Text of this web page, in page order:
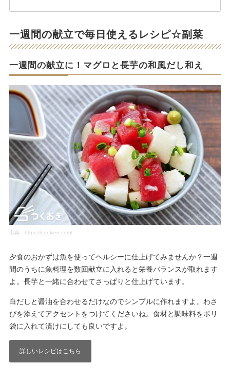
一週間の献立で毎日使えるレシピ☆副菜
一週間の献立に！マグロと長芋の和風だし和え
出典： https://cookien.com/
夕食のおかずは魚を使ってヘルシーに仕上げてみませんか？一週
間のうちに魚料理を数回献立に入れると栄養バランスが取れます
よ。長芋と一緒に合わせてさっぱりと仕上げています。
白だしと醤油を合わせるだけなのでシンプルに作れますよ。わさ
びを添えてアクセントをつけてくださいね。食材と調味料をポリ
袋に入れて漬けにしても良いですよ。
詳しいレシピはこちら